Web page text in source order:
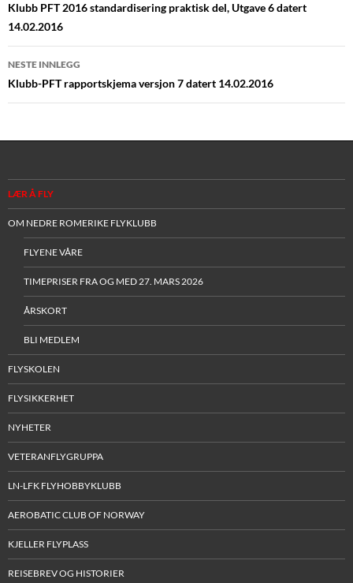
Klubb PFT 2016 standardisering praktisk del, Utgave 6 datert
14.02.2016
NESTE INNLEGG
Klubb-PFT rapportskjema versjon 7 datert 14.02.2016
LÆR Å FLY
OM NEDRE ROMERIKE FLYKLUBB
FLYENE VÅRE
TIMEPRISER FRA OG MED 27. MARS 2026
ÅRSKORT
BLI MEDLEM
FLYSKOLEN
FLYSIKKERHET
NYHETER
VETERANFLYGRUPPA
LN-LFK FLYHOBBYKLUBB
AEROBATIC CLUB OF NORWAY
KJELLER FLYPLASS
REISEBREV OG HISTORIER